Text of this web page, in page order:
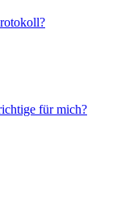
für mich?